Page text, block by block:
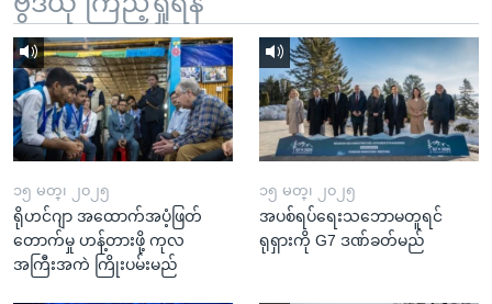
၁၅ မတ္၊ ၂၀၂၅
ရိုဟင်ဂျာ အထောက်အပံ့ဖြတ်
တောက်မှု ဟန့်တားဖို့ ကုလ
အကြီးအကဲ ကြိုးပမ်းမည်
၁၅ မတ္၊ ၂၀၂၅
အပစ်ရပ်ရေးသဘောမတူရင်
ရုရှားကို G7 ဒဏ်ခတ်မည်